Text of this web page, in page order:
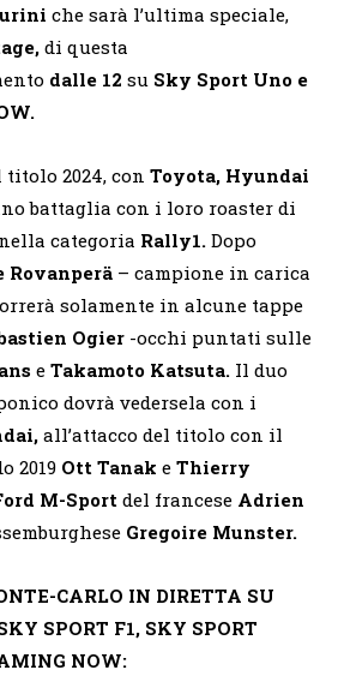
che sarà l’ultima speciale,
di questa
dalle 12 su Sky Sport Uno e
2024, con Toyota, Hyundai
battaglia con i loro roaster di
categoria Rally1. Dopo
Rovanperä – campione in carica
solamente in alcune tappe
Ogier -occhi puntati sulle
e Takamoto Katsuta. Il duo
dovrà vedersela con i
all’attacco del titolo con il
2019 Ott Tanak e Thierry
M-Sport del francese Adrien
Gregoire Munster.
CARLO IN DIRETTA SU
SPORT F1, SKY SPORT
NOW: